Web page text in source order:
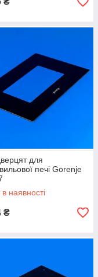
для
печі Gorenje
наявності
₴